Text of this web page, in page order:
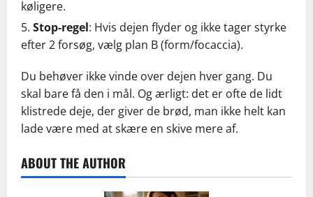
køligere.
Stop-regel: Hvis dejen flyder og ikke tager styrke
efter 2 forsøg, vælg plan B (form/focaccia).
Du behøver ikke vinde over dejen hver gang. Du
skal bare få den i mål. Og ærligt: det er ofte de lidt
klistrede deje, der giver de brød, man ikke helt kan
lade være med at skære en skive mere af.
ABOUT THE AUTHOR